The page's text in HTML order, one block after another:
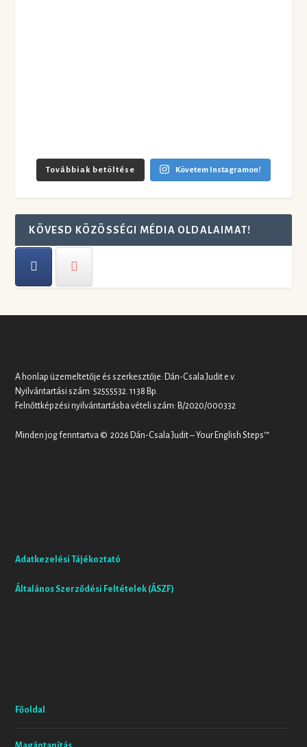
Továbbiak betöltése Követem Instagramon!
KÖVESD KÖZÖSSÉGI MÉDIA OLDALAIMAT!
A honlap üzemeltetője és szerkesztője: Dán-Csala Judit e.v.
Nyilvántartási szám: 52555532. 1138 Bp.
Felnőttképzési nyilvántartásba vételi szám: B/2020/000332
Minden jog fenntartva © 2026 Dán-Csala Judit – Your English Steps™
Adatkezelési Tájékoztató
Általános Szerződési Feltételek (ÁSZF)
Főoldal